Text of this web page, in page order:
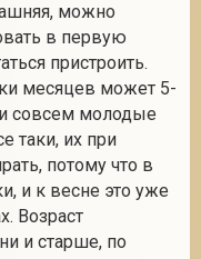
можно
в первую
пристроить.
месяцев может 5-
совсем молодые
таки, их при
потому что в
и к весне это уже
Возраст
и старше, по